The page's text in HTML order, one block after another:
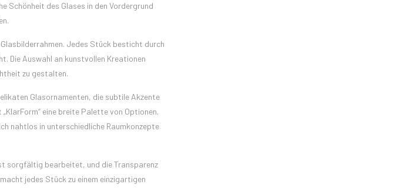
Schönheit des Glases in den Vordergrund
Jedes Stück besticht durch
Die Auswahl an kunstvollen Kreationen
zu gestalten.
Glasornamenten, die subtile Akzente
eine breite Palette von Optionen.
nahtlos in unterschiedliche Raumkonzepte
sorgfältig bearbeitet, und die Transparenz
jedes Stück zu einem einzigartigen